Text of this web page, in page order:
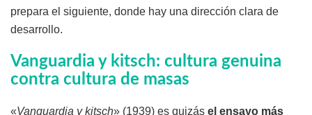
prepara el siguiente, donde hay una dirección clara de
desarrollo.
Vanguardia y kitsch: cultura genuina
contra cultura de masas
«Vanguardia y kitsch» (1939) es quizás el ensayo más